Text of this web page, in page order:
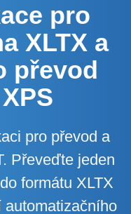
pro
XLTX a
převod
pro převod a
Převeďte jeden
formátu XLTX
automatizačního